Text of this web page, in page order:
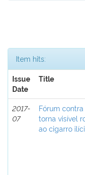
Item hits:
Issue
Date
Title
2017-
07
Fórum
torna visível
ao cigarro